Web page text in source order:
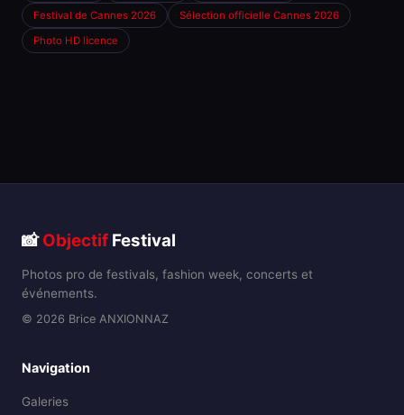
Festival de Cannes 2026
Sélection officielle Cannes 2026
Photo HD licence
📸Objectif Festival
Photos pro de festivals, fashion week, concerts et
événements.
© 2026 Brice ANXIONNAZ
Navigation
Galeries